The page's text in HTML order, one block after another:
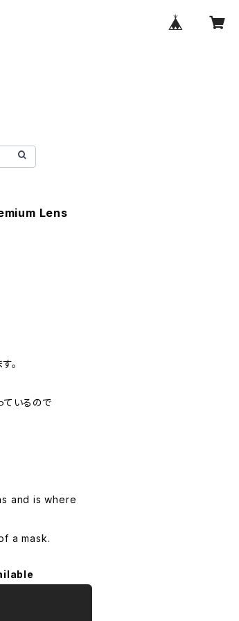
Lens
。
ているので
and is where
a mask.